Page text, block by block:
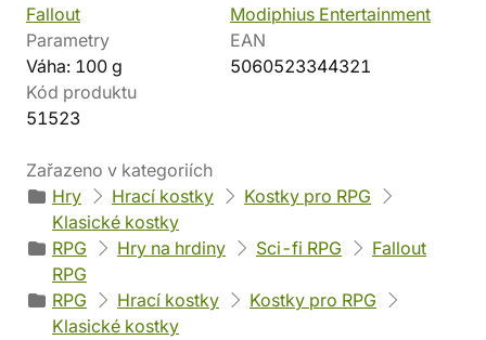
Fallout
Modiphius Entertainment
Parametry
Váha: 100 g
EAN
5060523344321
Kód produktu
51523
Zařazeno v kategoriích
Hry
Hrací kostky
Kostky pro RPG
Klasické kostky
RPG
Hry na hrdiny Sci-fi RPG
Fallout
RPG
RPG
Hrací kostky
Kostky pro RPG
Klasické kostky